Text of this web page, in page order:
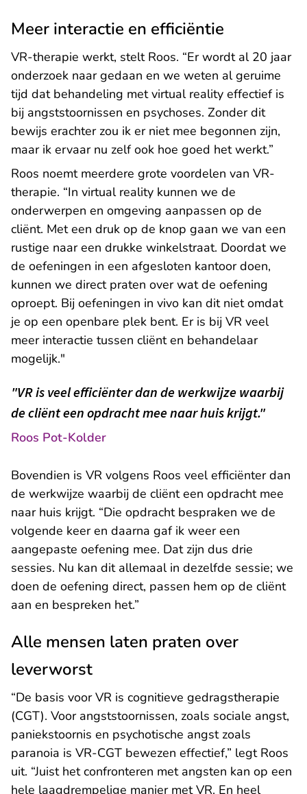
Meer interactie en efficiëntie
VR-therapie werkt, stelt Roos. “Er wordt al 20 jaar
onderzoek naar gedaan en we weten al geruime
tijd dat behandeling met virtual reality effectief is
bij angststoornissen en psychoses. Zonder dit
bewijs erachter zou ik er niet mee begonnen zijn,
maar ik ervaar nu zelf ook hoe goed het werkt.”
Roos noemt meerdere grote voordelen van VR-
therapie. “In virtual reality kunnen we de
onderwerpen en omgeving aanpassen op de
cliënt. Met een druk op de knop gaan we van een
rustige naar een drukke winkelstraat. Doordat we
de oefeningen in een afgesloten kantoor doen,
kunnen we direct praten over wat de oefening
oproept. Bij oefeningen in vivo kan dit niet omdat
je op een openbare plek bent. Er is bij VR veel
meer interactie tussen cliënt en behandelaar
mogelijk."
"VR is veel efficiënter dan de werkwijze waarbij
de cliënt een opdracht mee naar huis krijgt."
Roos Pot-Kolder
Bovendien is VR volgens Roos veel efficiënter dan
de werkwijze waarbij de cliënt een opdracht mee
naar huis krijgt. “Die opdracht bespraken we de
volgende keer en daarna gaf ik weer een
aangepaste oefening mee. Dat zijn dus drie
sessies. Nu kan dit allemaal in dezelfde sessie; we
doen de oefening direct, passen hem op de cliënt
aan en bespreken het.”
Alle mensen laten praten over
leverworst
“De basis voor VR is cognitieve gedragstherapie
(CGT). Voor angststoornissen, zoals sociale angst,
paniekstoornis en psychotische angst zoals
paranoia is VR-CGT bewezen effectief,” legt Roos
uit. “Juist het confronteren met angsten kan op een
hele laagdrempelige manier met VR. En heel